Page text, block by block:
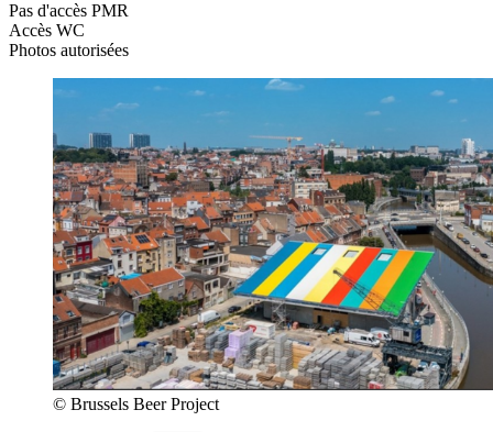
Pas d'accès PMR
Accès WC
Photos autorisées
© Brussels Beer Project